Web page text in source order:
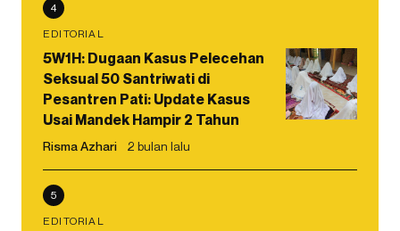
4
EDITORIAL
5W1H: Dugaan Kasus Pelecehan
Seksual 50 Santriwati di
Pesantren Pati: Update Kasus
Usai Mandek Hampir 2 Tahun
Risma Azhari 2 bulan lalu
5
EDITORIAL